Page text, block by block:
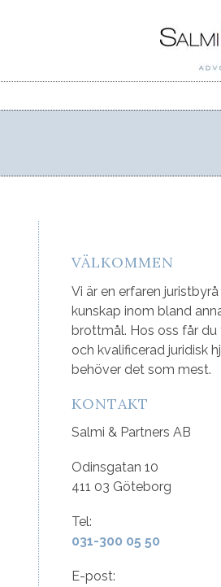
VÄLKOMMEN
Vi är en erfaren
kunskap inom bland
brottmål. Hos oss får
och kvalificerad juridisk
behöver det som mest.
KONTAKT
Salmi & Partners AB
Odinsgatan 10
411 03 Göteborg
Tel:
031-300 05 50
E-post: